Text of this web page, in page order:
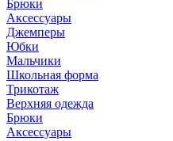
Брюки
Аксессуары
Джемперы
Юбки
Мальчики
Школьная форма
Трикотаж
Верхняя одежда
Брюки
Аксессуары